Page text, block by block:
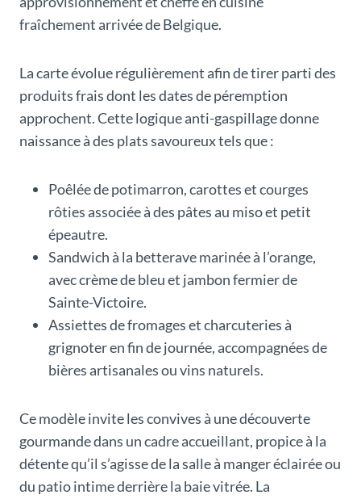
fraîchement arrivée de Belgique.
La carte évolue régulièrement afin de tirer parti des
produits frais dont les dates de péremption
approchent. Cette logique anti-gaspillage donne
naissance à des plats savoureux tels que :
Poêlée de potimarron, carottes et courges
rôties associée à des pâtes au miso et petit
épeautre.
Sandwich à la betterave marinée à l’orange,
avec crème de bleu et jambon fermier de
Sainte-Victoire.
Assiettes de fromages et charcuteries à
grignoter en fin de journée, accompagnées de
bières artisanales ou vins naturels.
Ce modèle invite les convives à une découverte
gourmande dans un cadre accueillant, propice à la
détente qu’il s’agisse de la salle à manger éclairée ou
du patio intime derrière la baie vitrée. La